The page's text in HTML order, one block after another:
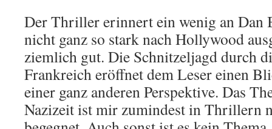
Der Thriller erinnert ein wenig an Dan
nicht ganz so stark nach Hollywood
ziemlich gut. Die Schnitzeljagd durch
Frankreich eröffnet dem Leser einen
einer ganz anderen Perspektive. Das
Nazizeit ist mir zumindest in Thrillern